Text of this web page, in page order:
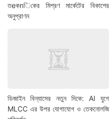
তeকnিকের মিশ্রণ মার্কেটের বিকাশের
অনুপ্রাণন
ডিজাইন বিন্যাসের নতুন দিকে: AI যুগে
MLCC এর উপর যোগাযোগ ও তেকনোলজি